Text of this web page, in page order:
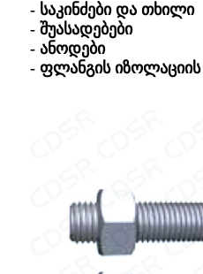
- საკინძები და თხილი
- შუასადებები
- ანოდები
- ფლანგის